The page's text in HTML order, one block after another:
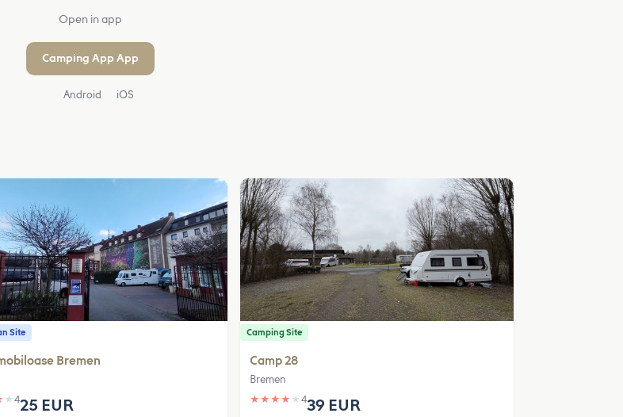
Open in app
Camping App App
Android iOS
Site
Bremen
★425 EUR
Camping Site
Camp 28
Bremen
★ ★ ★ ★ ★ 439 EUR